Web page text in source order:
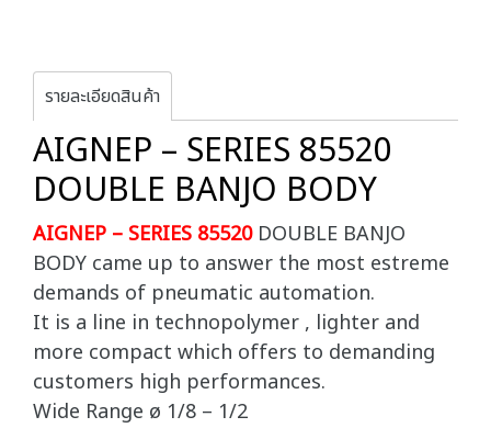
รายละเอียดสินค้า
AIGNEP – SERIES 85520
DOUBLE BANJO BODY
AIGNEP – SERIES 85520DOUBLE BANJO
BODY came up to answer the most estreme
demands of pneumatic automation.
It is a line in technopolymer , lighter and
more compact which offers to demanding
customers high performances.
Wide Range ø 1/8 – 1/2